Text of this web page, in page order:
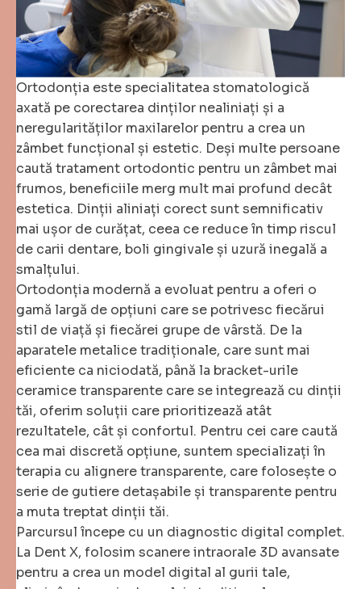
Ortodonția este specialitatea stomatologică
axată pe corectarea dinților nealiniați și a
neregularităților maxilarelor pentru a crea un
zâmbet funcțional și estetic. Deși multe persoane
caută tratament ortodontic pentru un zâmbet mai
frumos, beneficiile merg mult mai profund decât
estetica. Dinții aliniați corect sunt semnificativ
mai ușor de curățat, ceea ce reduce în timp riscul
de carii dentare, boli gingivale și uzură inegală a
smalțului.
Ortodonția modernă a evoluat pentru a oferi o
gamă largă de opțiuni care se potrivesc fiecărui
stil de viață și fiecărei grupe de vârstă. De la
aparatele metalice tradiționale, care sunt mai
eficiente ca niciodată, până la bracket-urile
ceramice transparente care se integrează cu dinții
tăi, oferim soluții care prioritizează atât
rezultatele, cât și confortul. Pentru cei care caută
cea mai discretă opțiune, suntem specializați în
terapia cu alignere transparente, care folosește o
serie de gutiere detașabile și transparente pentru
a muta treptat dinții tăi.
Parcursul începe cu un diagnostic digital complet.
La Dent X, folosim scanere intraorale 3D avansate
pentru a crea un model digital al gurii tale,